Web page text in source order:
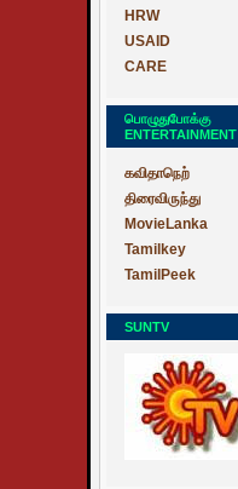
HRW
USAID
CARE
பொழுதுபோக்கு
ENTERTAINMENT
கவிதாநெற்
திரைவிருந்து
MovieLanka
Tamilkey
TamilPeek
SUNTV